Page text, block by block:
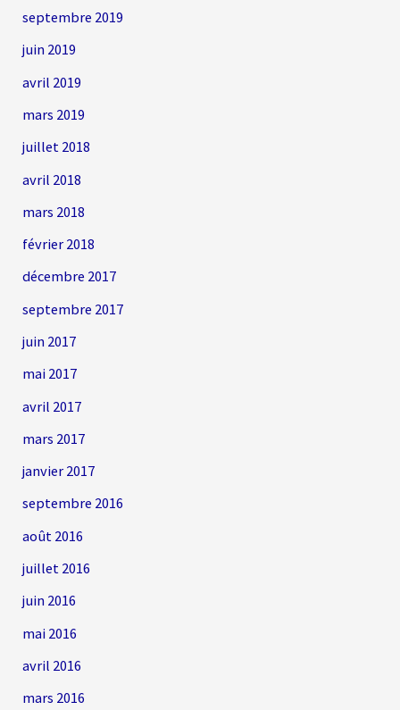
septembre 2019
juin 2019
avril 2019
mars 2019
juillet 2018
avril 2018
mars 2018
février 2018
décembre 2017
septembre 2017
juin 2017
mai 2017
avril 2017
mars 2017
janvier 2017
septembre 2016
août 2016
juillet 2016
juin 2016
mai 2016
avril 2016
mars 2016